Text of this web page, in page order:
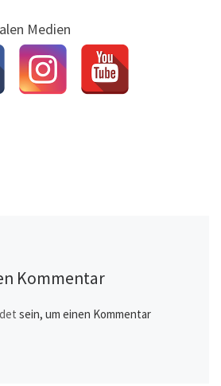
Medien
Kommentar
sein, um einen Kommentar